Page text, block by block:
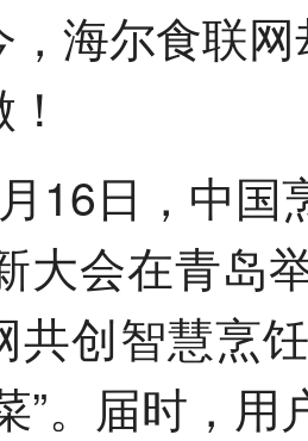
海尔食联
16日，中国
大会在青岛
共创智慧烹
”。届时，